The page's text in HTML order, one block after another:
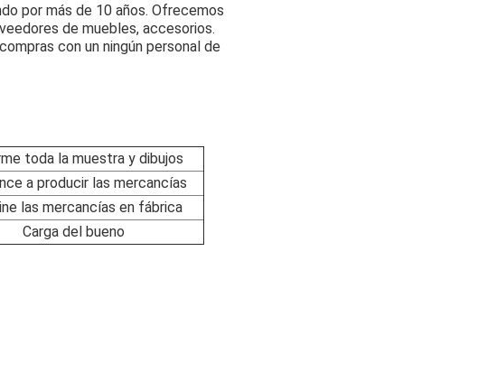
por más de 10 años. Ofrecemos
de muebles, accesorios.
con un ningún personal de
toda la muestra y dibujos
a producir las mercancías
las mercancías en fábrica
Carga del bueno